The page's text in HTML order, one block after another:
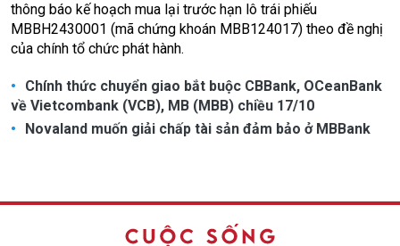
thông báo kế hoạch mua lại trước hạn lô trái phiếu
MBBH2430001 (mã chứng khoán MBB124017) theo đề nghị
của chính tổ chức phát hành.
Chính thức chuyển giao bắt buộc CBBank, OCeanBank
về Vietcombank (VCB), MB (MBB) chiều 17/10
Novaland muốn giải chấp tài sản đảm bảo ở MBBank